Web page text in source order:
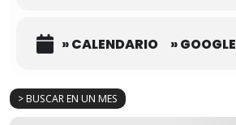
> BUSCAR EN UN MES
» CALENDARIO »